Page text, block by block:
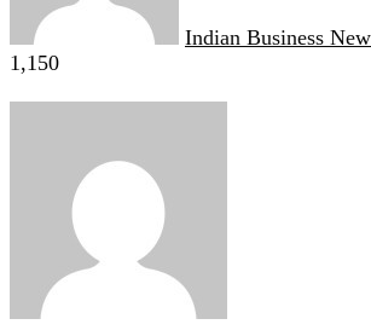
Indian Business
1,150